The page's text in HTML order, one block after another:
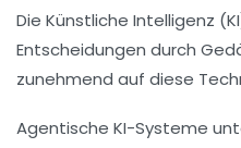
Die Künstliche Intelligenz
Entscheidungen durch
zunehmend auf diese
Agentische KI-Systeme